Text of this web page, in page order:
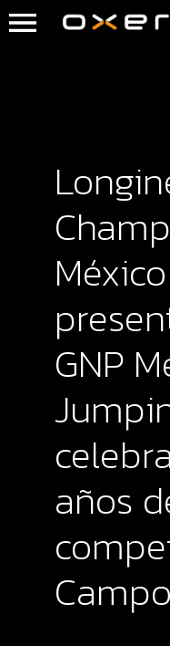
GNP
años